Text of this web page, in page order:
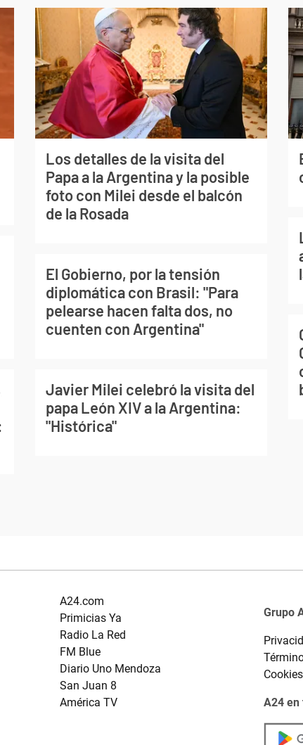
Los detalles de la visita del
Papa a la Argentina y la posible
foto con Milei desde el balcón
de la Rosada
El Gobierno, por la tensión
diplomática con Brasil: "Para
pelearse hacen falta dos, no
cuenten con Argentina"
Javier Milei celebró la visita del
papa León XIV a la Argentina:
"Histórica"
A24.com
Primicias Ya
Radio La Red
FM Blue
Diario Uno Mendoza
San Juan 8
América TV
Grupo
Cookies
A24 en